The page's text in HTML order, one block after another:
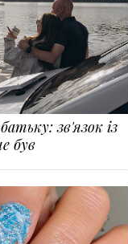
зв'язок із
був